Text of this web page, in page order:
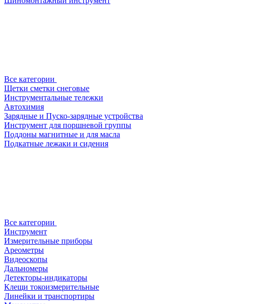
Все категории
Щетки сметки снеговые
Инструментальные тележки
Автохимия
Зарядные и Пуско-зарядные устройства
Инструмент для поршневой группы
Поддоны магнитные и для масла
Подкатные лежаки и сидения
Все категории
Инструмент
Измерительные приборы
Ареометры
Видеоскопы
Дальномеры
Детекторы-индикаторы
Клещи токоизмерительные
Линейки и транспортиры